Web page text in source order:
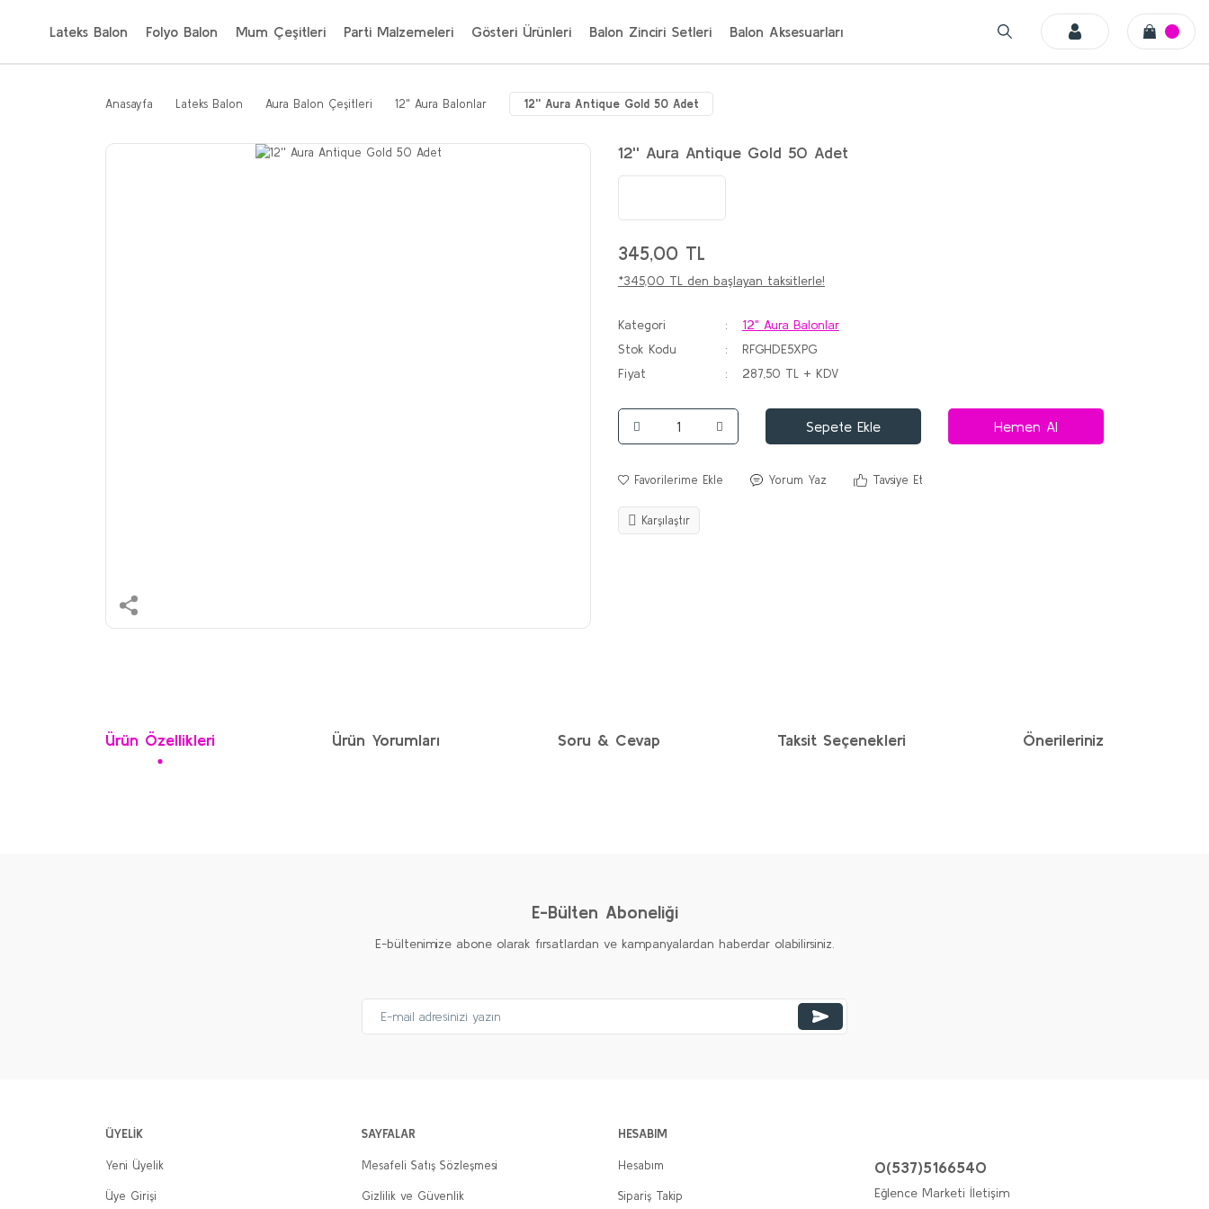
Lateks Balon Folyo Balon Mum Çeşitleri Parti Malzemeleri Gösteri Ürünleri Balon Zinciri Setleri Balon Aksesuarları
Anasayfa Lateks Balon Aura Balon Çeşitleri 12" Aura Balonlar 12'' Aura Antique Gold 50 Adet
12'' Aura Antique Gold 50 Adet
345,00 TL
*345,00 TL den başlayan taksitlerle!
Kategori
12" Aura Balonlar
Stok Kodu
RFGHDE5XPG
Fiyat
287,50 TL + KDV
Sepete Ekle Hemen Al
Yorum Yaz Tavsiye Et
Karşılaştır
Ürün Özellikleri Ürün Yorumları Soru & Cevap Taksit Seçenekleri Önerileriniz
E-Bülten Aboneliği
E-bültenimize abone olarak fırsatlardan ve kampanyalardan haberdar olabilirsiniz.
ÜYELİK
Yeni Üyelik
Üye Girişi
SAYFALAR
Mesafeli Satış Sözleşmesi
Gizlilik ve Güvenlik
HESABIM
Hesabım
Sipariş Takip
0(537)5166540
Eğlence Marketi İletişim